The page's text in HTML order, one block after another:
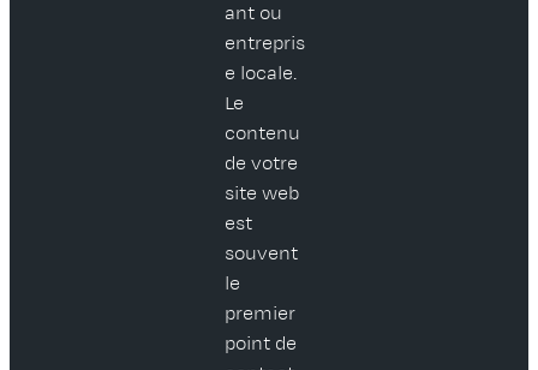
ant ou
entrepris
e locale.
Le
contenu
de votre
site web
est
souvent
le
premier
point de